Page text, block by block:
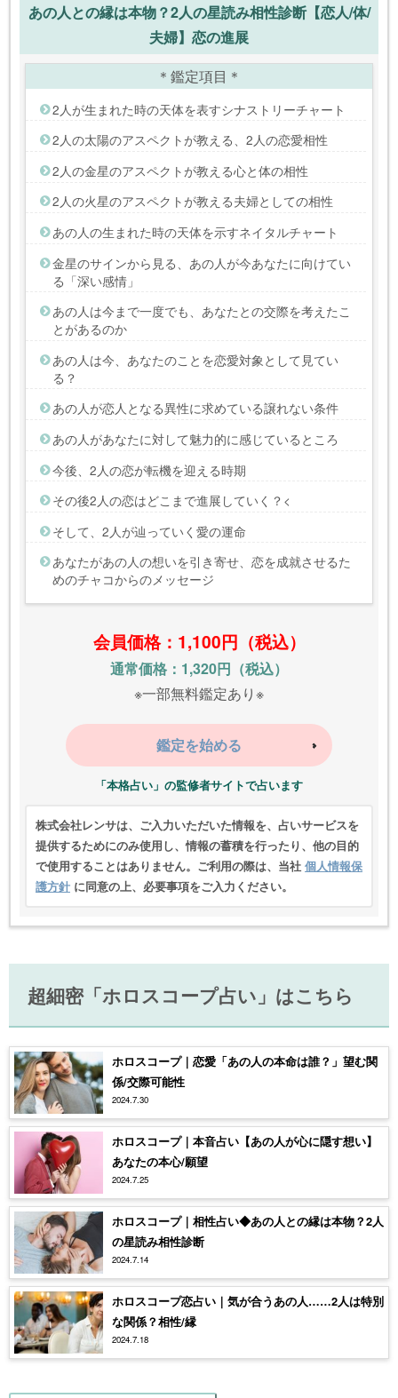
あの人との縁は本物？2人の星読み相性診断【恋人/体/
夫婦】恋の進展
＊鑑定項目＊
2人が生まれた時の天体を表すシナストリーチャート
2人の太陽のアスペクトが教える、2人の恋愛相性
2人の金星のアスペクトが教える心と体の相性
2人の火星のアスペクトが教える夫婦としての相性
あの人の生まれた時の天体を示すネイタルチャート
金星のサインから見る、あの人が今あなたに向けてい
る「深い感情」
あの人は今まで一度でも、あなたとの交際を考えたこ
とがあるのか
あの人は今、あなたのことを恋愛対象として見てい
る？
あの人が恋人となる異性に求めている譲れない条件
あの人があなたに対して魅力的に感じているところ
今後、2人の恋が転機を迎える時期
その後2人の恋はどこまで進展していく？<
そして、2人が辿っていく愛の運命
あなたがあの人の想いを引き寄せ、恋を成就させるた
めのチャコからのメッセージ
会員価格：1,100円（税込）
通常価格：1,320円（税込）
※一部無料鑑定あり※
鑑定を始める
「本格占い」の監修者サイトで占います
株式会社レンサは、ご入力いただいた情報を、占いサービスを
提供するためにのみ使用し、情報の蓄積を行ったり、他の目的
で使用することはありません。ご利用の際は、当社 個人情報保
護方針 に同意の上、必要事項をご入力ください。
超細密「ホロスコープ占い」はこちら
ホロスコープ｜恋愛「あの人の本命は誰？」望む関
係/交際可能性
2024.7.30
ホロスコープ｜本音占い【あの人が心に隠す想い】
あなたの本心/願望
2024.7.25
ホロスコープ｜相性占い◆あの人との縁は本物？2人
の星読み相性診断
2024.7.14
ホロスコープ恋占い｜気が合うあの人……2人は特別
な関係？相性/縁
2024.7.18